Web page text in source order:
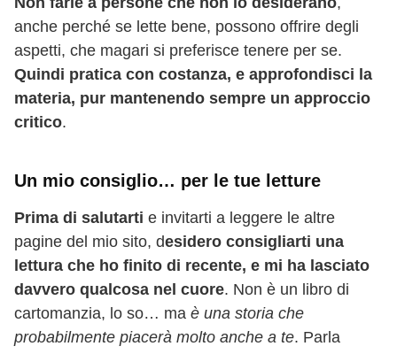
anche perché se lette bene, possono offrire degli
aspetti, che magari si preferisce tenere per se.
Quindi pratica con costanza, e approfondisci la
materia, pur mantenendo sempre un approccio
critico.
Un mio consiglio… per le tue letture
Prima di salutarti e invitarti a leggere le altre
pagine del mio sito, desidero consigliarti una
lettura che ho finito di recente, e mi ha lasciato
davvero qualcosa nel cuore. Non è un libro di
cartomanzia, lo so… ma è una storia che
probabilmente piacerà molto anche a te. Parla